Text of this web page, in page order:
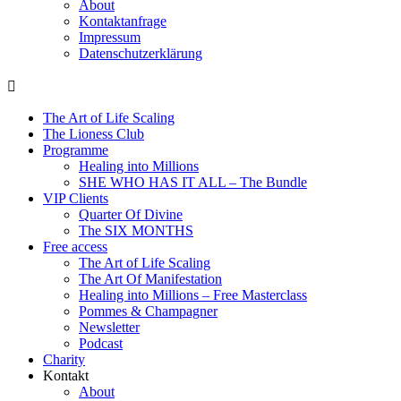
About
Kontaktanfrage
Impressum
Datenschutzerklärung
The Art of Life Scaling
The Lioness Club
Programme
Healing into Millions
SHE WHO HAS IT ALL – The Bundle
VIP Clients
Quarter Of Divine
The SIX MONTHS
Free access
The Art of Life Scaling
The Art Of Manifestation
Healing into Millions – Free Masterclass
Pommes & Champagner
Newsletter
Podcast
Charity
Kontakt
About